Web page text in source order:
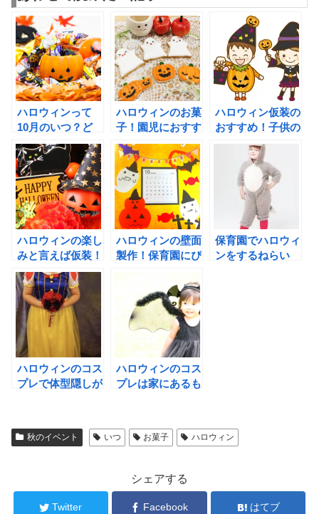
ハロウィンって
10月のいつ？ど
んなイベント？仮
装の意味は？
ハロウィンのお菓
子！園児におすす
めのお菓子やラッ
ピングは!?
ハロウィン仮装の
おすすめ！子供の
衣装を女の子と男
の子で解説！
ハロウィンの楽し
みと言えば仮装！
簡単な化粧の仕方
と落とし方！
ハロウィンの壁面
製作！保育園にぴ
イディア集！
保育園でハロウィ
ンをするねらい
ハロウィンのコス
プレで体型隠しが
は!?
ハロウィンのコス
プレは家にあるも
秋のイベント いつ お菓子 ハロウィン
シェアする
Twitter Facebook はてブ